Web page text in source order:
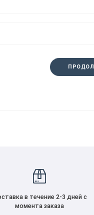
в течение 2-3 дней с
момента заказа